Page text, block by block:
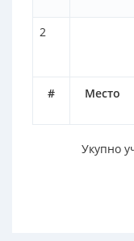
# Место
2
Укупно